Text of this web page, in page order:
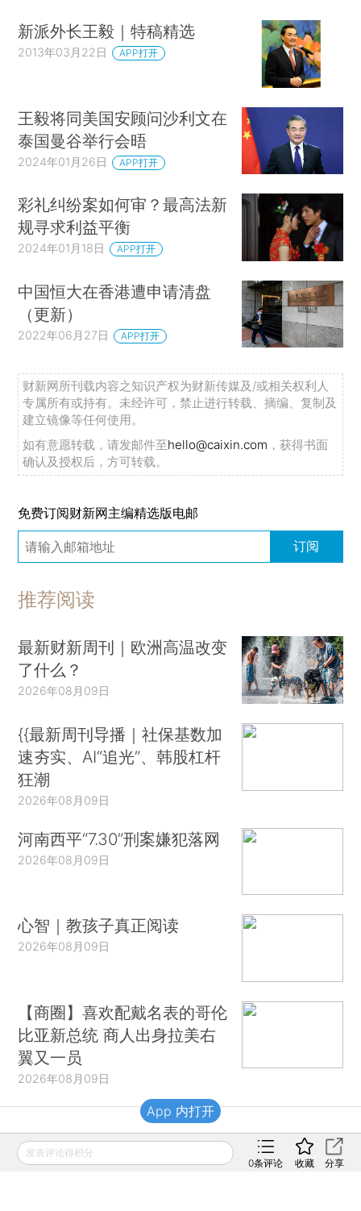
新派外长王毅｜特稿精选
2013年03月22日 APP打开
王毅将同美国安顾问沙利文在
泰国曼谷举行会晤
2024年01月26日 APP打开
彩礼纠纷案如何审？最高法新
规寻求利益平衡
2024年01月18日 APP打开
中国恒大在香港遭申请清盘
（更新）
2022年06月27日 APP打开
财新网所刊载内容之知识产权为财新传媒及/或相关权利人
专属所有或持有。未经许可，禁止进行转载、摘编、复制及
建立镜像等任何使用。
如有意愿转载，请发邮件至hello@caixin.com ，获得书面
确认及授权后，方可转载。
免费订阅财新网主编精选版电邮
订阅
推荐阅读
最新财新周刊｜欧洲高温改变
了什么？
2026年08月09日
{{最新周刊导播｜社保基数加
速夯实、AI“追光”、韩股杠杆
狂潮
2026年08月09日
河南西平“7.30”刑案嫌犯落网
2026年08月09日
心智｜教孩子真正阅读
2026年08月09日
【商圈】喜欢配戴名表的哥伦
比亚新总统 商人出身拉美右
翼又一员
2026年08月09日
财新移动
发表评论得积分
0条评论 收藏 分享
App 内打开